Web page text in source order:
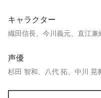
キャラクター
織田信長、今川義元、直江
声優
杉田 智和、八代 拓、中川 晃